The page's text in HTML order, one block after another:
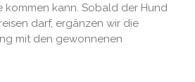
kommen kann. Sobald der Hund
darf, ergänzen wir die
mit den gewonnenen